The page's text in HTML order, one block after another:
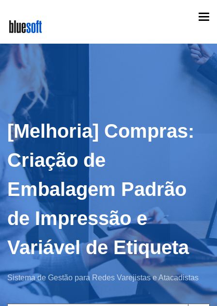
main
content
[Melhoria] Compras:
Criação de
Embalagem Padrão
de Impressão e
Variável de Etiqueta
Sistema de Gestão para Redes Varejistas e Atacadistas